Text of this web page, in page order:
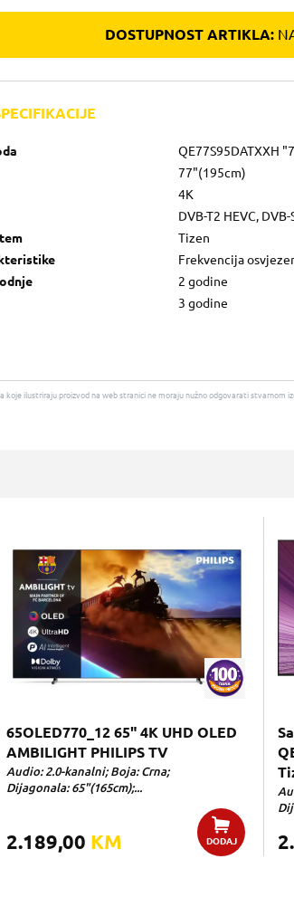
DOSTUPNOST ARTIKLA:
QE77S95DATXXH
77"(195cm)
4K
DVB-T2 HEVC, DVB-
Tizen
Frekvencija
2 godine
3 godine
koje ilustriraju proizvod na web stranici ne moraju nužno odgovarati stvarnom
65OLED770_12 65" 4K UHD OLED
AMBILIGHT PHILIPS TV
Audio: 2.0-kanalni; Boja: Crna;
Dijagonala: 65"(165cm);...
2.189,00 KM DODAJ